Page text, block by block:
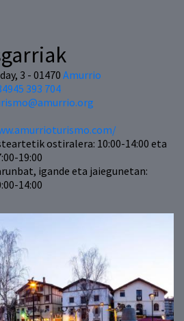
3 - 01470 Amurrio
393 704
ostiralera: 10:00-14:00 eta
19:00
igande eta jaiegunetan:
14:00